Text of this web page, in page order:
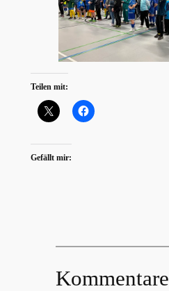
Teilen mit:
Gefällt mir:
Kommentare